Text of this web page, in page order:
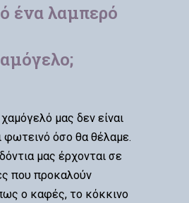
ένα λαμπερό
μας δεν είναι
φωτεινό όσο θα θέλαμε.
μας έρχονται σε
που προκαλούν
ο καφές, το κόκκινο